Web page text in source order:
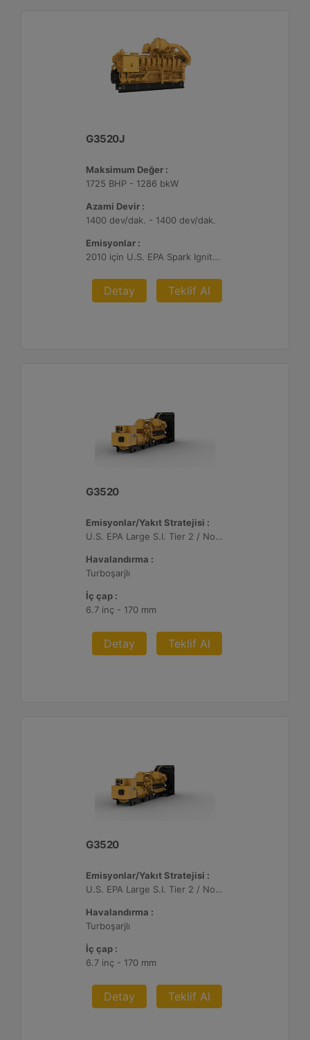
G3520J
Maksimum Değer :
1725 BHP - 1286 bkW
Azami Devir :
1400 dev/dak. - 1400 dev/dak.
Emisyonlar :
2010 için U.S. EPA Spark Ignited Stationary NSPS emisyonlar
Detay Teklif Al
G3520
Emisyonlar/Yakıt Stratejisi :
U.S. EPA Large S.I. Tier 2 / Non-Road Mobile Sertifikalı
Havalandırma :
Turboşarjlı
İç çap :
6.7 inç - 170 mm
Detay Teklif Al
G3520
Emisyonlar/Yakıt Stratejisi :
U.S. EPA Large S.I. Tier 2 / Non-Road Mobile Sertifikalı
Havalandırma :
Turboşarjlı
İç çap :
6.7 inç - 170 mm
Detay Teklif Al